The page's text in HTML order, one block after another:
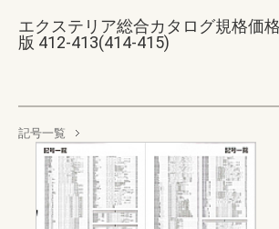
エクステリア総合カタログ規格価
版 412-413(414-415)
記号一覧